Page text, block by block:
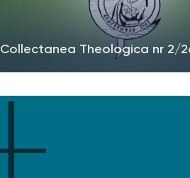
Collectanea Theologica nr 2/